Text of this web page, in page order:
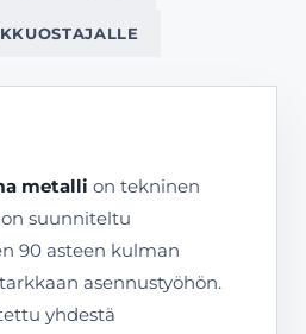
metalli on tekninen
suunniteltu
90 asteen kulman
asennustyöhön.
yhdestä